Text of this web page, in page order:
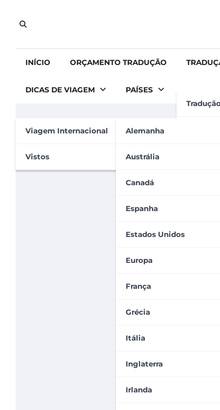
content
INÍCIO ORÇAMENTO TRADUÇÃO
DICAS DE VIAGEM
Viagem Internacional
Vistos
PAÍSES
Alemanha
Austrália
Canadá
Espanha
Estados Unidos
Europa
França
Grécia
Itália
Inglaterra
Irlanda
Países mais baratos
Carolina Carvalho 22 de dezembro de 2022
Fazer uma